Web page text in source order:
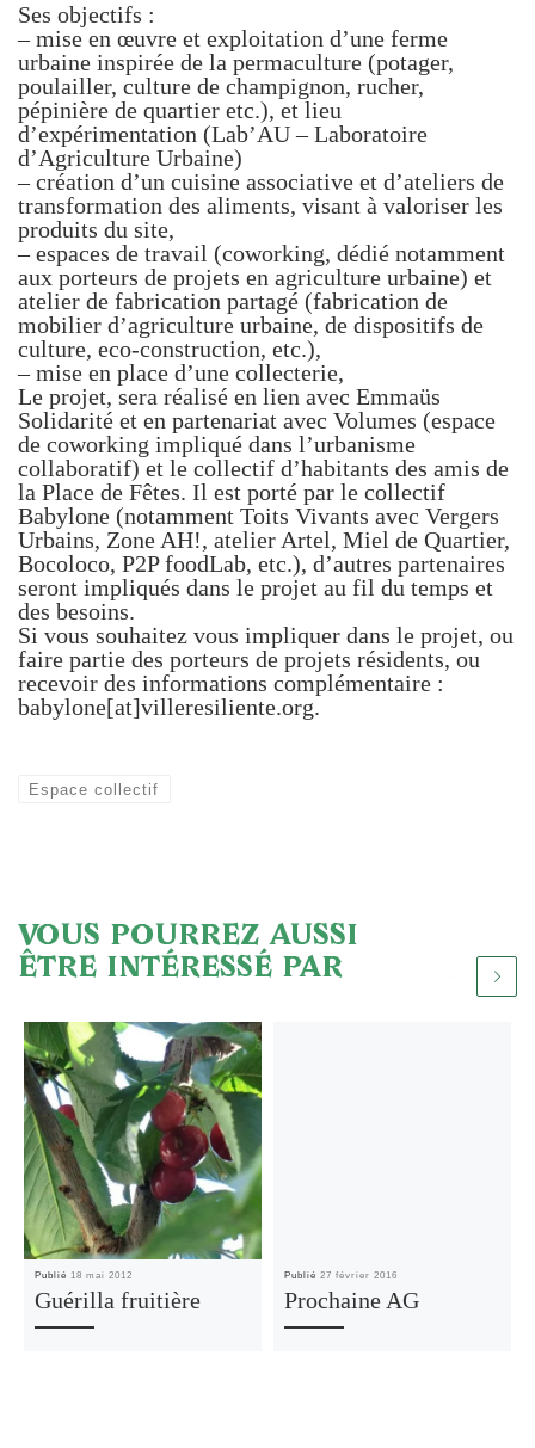
Ses objectifs :
– mise en œuvre et exploitation d’une ferme
urbaine inspirée de la permaculture (potager,
poulailler, culture de champignon, rucher,
pépinière de quartier etc.), et lieu
d’expérimentation (Lab’AU – Laboratoire
d’Agriculture Urbaine)
– création d’un cuisine associative et d’ateliers de
transformation des aliments, visant à valoriser les
produits du site,
– espaces de travail (coworking, dédié notamment
aux porteurs de projets en agriculture urbaine) et
atelier de fabrication partagé (fabrication de
mobilier d’agriculture urbaine, de dispositifs de
culture, eco-construction, etc.),
– mise en place d’une collecterie,
Le projet, sera réalisé en lien avec Emmaüs
Solidarité et en partenariat avec Volumes (espace
de coworking impliqué dans l’urbanisme
collaboratif) et le collectif d’habitants des amis de
la Place de Fêtes. Il est porté par le collectif
Babylone (notamment Toits Vivants avec Vergers
Urbains, Zone AH!, atelier Artel, Miel de Quartier,
Bocoloco, P2P foodLab, etc.), d’autres partenaires
seront impliqués dans le projet au fil du temps et
des besoins.
Si vous souhaitez vous impliquer dans le projet, ou
faire partie des porteurs de projets résidents, ou
recevoir des informations complémentaire :
babylone[at]villeresiliente.org.
Espace collectif
VOUS POURREZ AUSSI
ÊTRE INTÉRESSÉ PAR
Publié 18 mai 2012
Guérilla fruitière
Publié 27 février 2016
Prochaine AG